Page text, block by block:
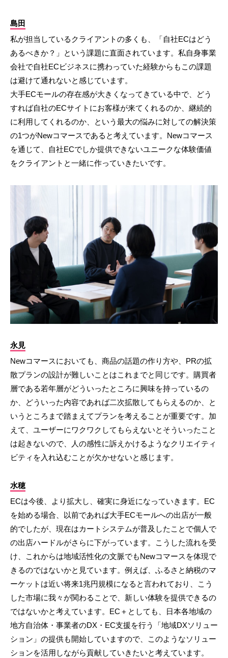
島田
私が担当しているクライアントの多くも、「自社ECはどう
あるべきか？」という課題に直面されています。私自身事業
会社で自社ECビジネスに携わっていた経験からもこの課題
は避けて通れないと感じています。
大手ECモールの存在感が大きくなってきている中で、どう
すれば自社のECサイトにお客様が来てくれるのか、継続的
に利用してくれるのか、という最大の悩みに対しての解決策
の1つがNewコマースであると考えています。Newコマース
を通じて、自社ECでしか提供できないユニークな体験価値
をクライアントと一緒に作っていきたいです。
永見
Newコマースにおいても、商品の話題の作り方や、PRの拡
散プランの設計が難しいことはこれまでと同じです。購買者
層である若年層がどういったところに興味を持っているの
か、どういった内容であれば二次拡散してもらえるのか、と
いうところまで踏まえてプランを考えることが重要です。加
えて、ユーザーにワクワクしてもらえないとそういったこと
は起きないので、人の感性に訴えかけるようなクリエイティ
ビティを入れ込むことが欠かせないと感じます。
水穂
ECは今後、より拡大し、確実に身近になっていきます。EC
を始める場合、以前であれば大手ECモールへの出店が一般
的でしたが、現在はカートシステムが普及したことで個人で
の出店ハードルがさらに下がっています。こうした流れを受
け、これからは地域活性化の文脈でもNewコマースを体現で
きるのではないかと見ています。例えば、ふるさと納税のマ
ーケットは近い将来1兆円規模になると言われており、こう
した市場に我々が関わることで、新しい体験を提供できるの
ではないかと考えています。EC＋としても、日本各地域の
地方自治体・事業者のDX・EC支援を行う「地域DXソリュー
ション」の提供も開始していますので、このようなソリュー
ションを活用しながら貢献していきたいと考えています。